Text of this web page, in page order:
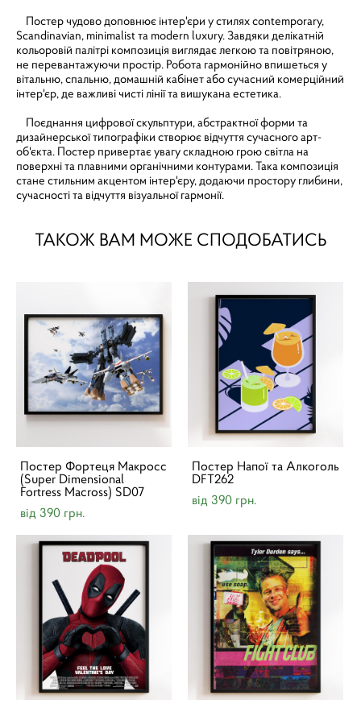
Постер чудово доповнює інтер'єри у стилях contemporary,
Scandinavian, minimalist та modern luxury. Завдяки делікатній
кольоровій палітрі композиція виглядає легкою та повітряною,
не перевантажуючи простір. Робота гармонійно впишеться у
вітальню, спальню, домашній кабінет або сучасний комерційний
інтер'єр, де важливі чисті лінії та вишукана естетика.
Поєднання цифрової скульптури, абстрактної форми та
дизайнерської типографіки створює відчуття сучасного арт-
об'єкта. Постер привертає увагу складною грою світла на
поверхні та плавними органічними контурами. Така композиція
стане стильним акцентом інтер'єру, додаючи простору глибини,
сучасності та відчуття візуальної гармонії.
ТАКОЖ ВАМ МОЖЕ СПОДОБАТИСЬ
Постер Фортеця Макросс
(Super Dimensional
Fortress Macross) SD07
від 390 грн.
Постер Напої та Алкоголь
DFT262
від 390 грн.